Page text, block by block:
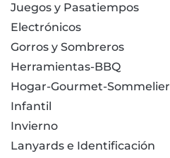
Juegos y Pasatiempos
Electrónicos
Gorros y Sombreros
Herramientas-BBQ
Hogar-Gourmet-Sommelier
Infantil
Invierno
Lanyards e Identificación